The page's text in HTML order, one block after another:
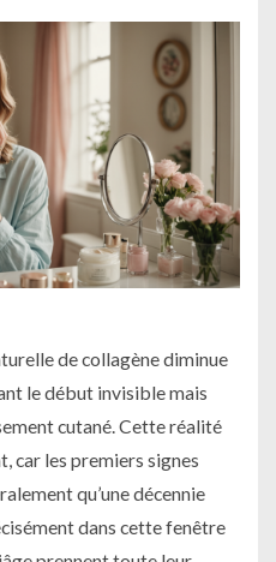
de collagène diminue
le début invisible mais
cutané. Cette réalité
car les premiers signes
qu’une décennie
dans cette fenêtre